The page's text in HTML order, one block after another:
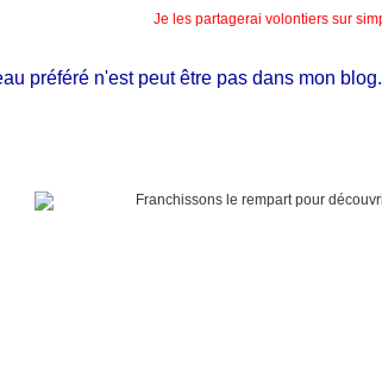
Je les partagerai volontiers sur
préféré n'est peut être pas dans mon